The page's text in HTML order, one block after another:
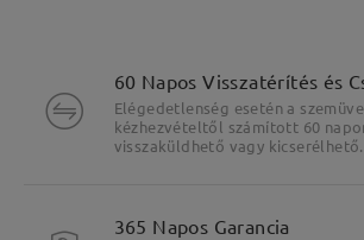
60 Napos Visszatérítés és
Elégedetlenség esetén a
kézhezvételtől számított 60
visszaküldhető vagy kicserélhető.
365 Napos Garancia